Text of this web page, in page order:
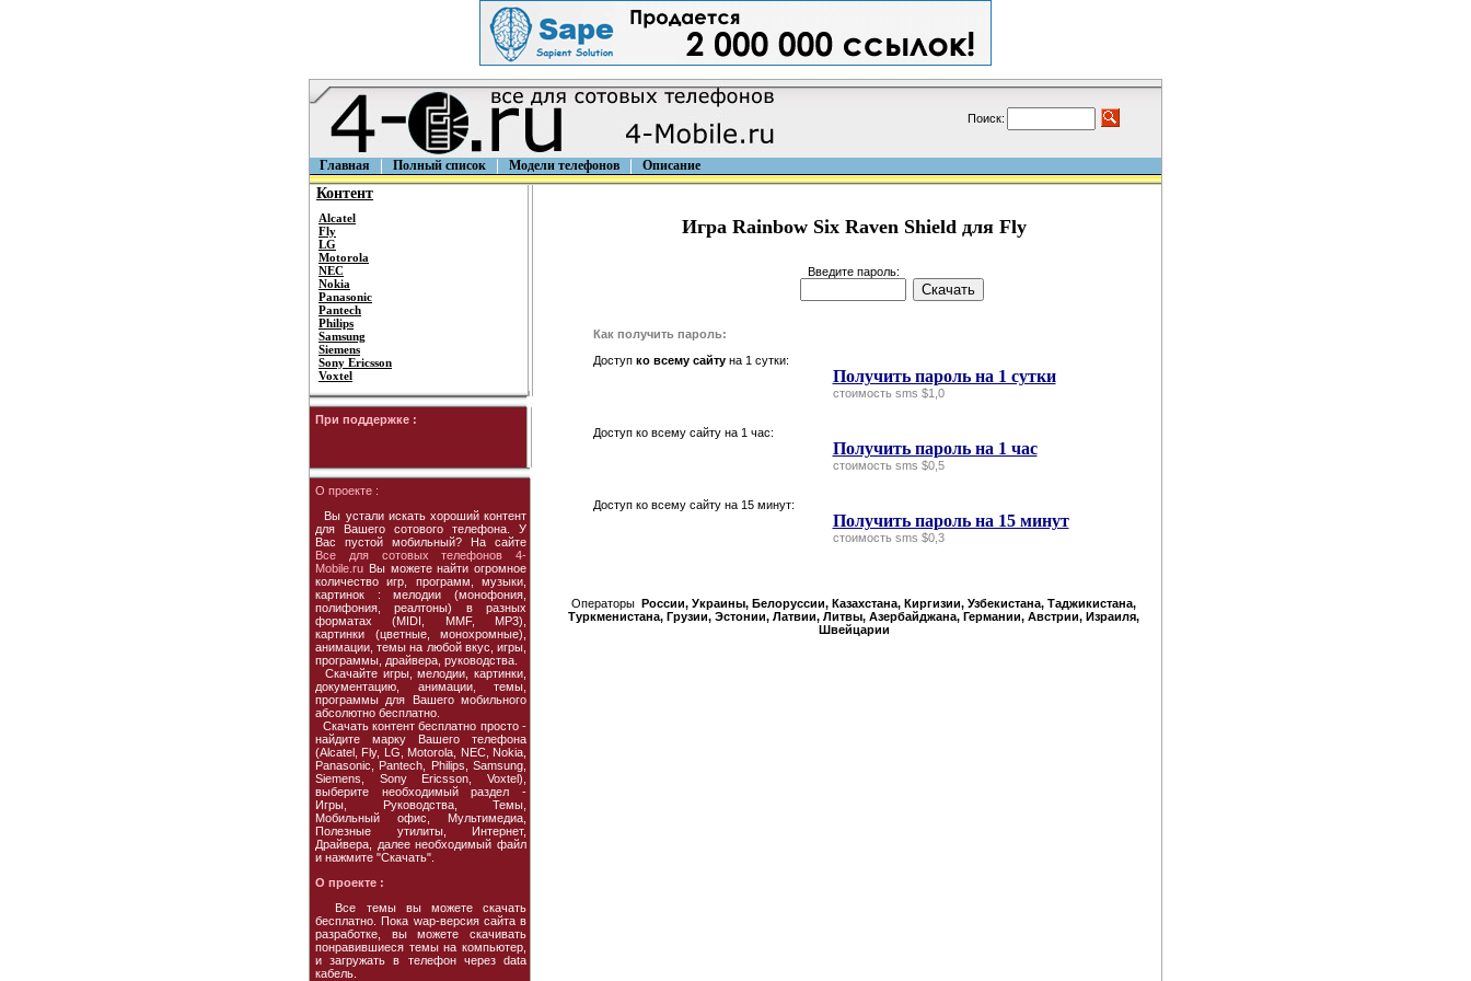
Поиск:
Главная Полный список Модели телефонов Описание
Контент
Alcatel
Fly
LG
Motorola
NEC
Nokia
Panasonic
Pantech
Philips
Samsung
Siemens
Sony Ericsson
Voxtel
При поддержке :
О проекте :
Вы устали искать хороший контент
для Вашего сотового телефона. У
Вас пустой мобильный? На сайте
Все для сотовых телефонов 4-
Mobile.ru Вы можете найти огромное
количество игр, программ, музыки,
картинок : мелодии (монофония,
полифония, реалтоны) в разных
форматах (MIDI, MMF, MP3),
картинки (цветные, монохромные),
анимации, темы на любой вкус, игры,
программы, драйвера, руководства.
Скачайте игры, мелодии, картинки,
документацию, анимации, темы,
программы для Вашего мобильного
абсолютно бесплатно.
Скачать контент бесплатно просто -
найдите марку Вашего телефона
(Alcatel, Fly, LG, Motorola, NEC, Nokia,
Panasonic, Pantech, Philips, Samsung,
Siemens, Sony Ericsson, Voxtel),
выберите необходимый раздел -
Игры, Руководства, Темы,
Мобильный офис, Мультимедиа,
Полезные утилиты, Интернет,
Драйвера, далее необходимый файл
и нажмите "Скачать".
О проекте :
Все темы вы можете скачать
бесплатно. Пока wap-версия сайта в
разработке, вы можете скачивать
понравившиеся темы на компьютер,
и загружать в телефон через data
кабель.
Игра Rainbow Six Raven Shield для Fly
Введите пароль:
Как получить пароль:
Доступ ко всему сайтуна 1 сутки:
Получить пароль на 1 сутки
стоимость sms $1,0
Доступ ко всему сайту на 1 час:
Получить пароль на 1 час
стоимость sms $0,5
Доступ ко всему сайту на 15 минут:
Получить пароль на 15 минут
стоимость sms $0,3
Операторы России, Украины, Белорусcии, Казахстана, Киргизии, Узбекистана, Таджикистана,
Туркменистана, Грузии, Эстонии, Латвии, Литвы, Азербайджана, Германии, Австрии, Израиля,
Швейцарии